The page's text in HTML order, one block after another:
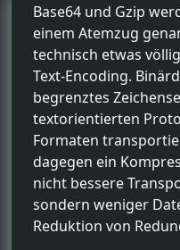
Base64 und Gzip
einem Atemzug
technisch etwas
Text-Encoding.
begrenztes
textorientierten
Formaten
dagegen ein
nicht bessere
sondern weniger
Reduktion von